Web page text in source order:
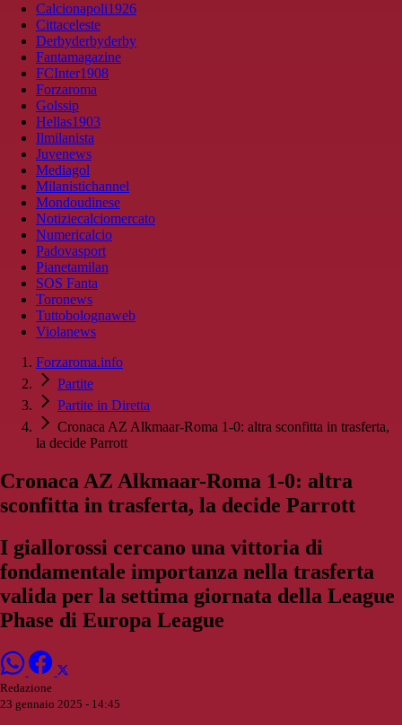
Calcionapoli1926
Cittaceleste
Derbyderbyderby
Fantamagazine
FCInter1908
Forzaroma
Golssip
Hellas1903
Ilmilanista
Juvenews
Mediagol
Milanistichannel
Mondoudinese
Notiziecalciomercato
Numericalcio
Padovasport
Pianetamilan
SOS Fanta
Toronews
Tuttobolognaweb
Violanews
Forzaroma.info
Partite
Partite in Diretta
Cronaca AZ Alkmaar-Roma 1-0: altra sconfitta in trasferta,
la decide Parrott
Cronaca AZ Alkmaar-Roma 1-0: altra
sconfitta in trasferta, la decide Parrott
I giallorossi cercano una vittoria di
fondamentale importanza nella trasferta
valida per la settima giornata della League
Phase di Europa League
Redazione
23 gennaio 2025 - 14:45